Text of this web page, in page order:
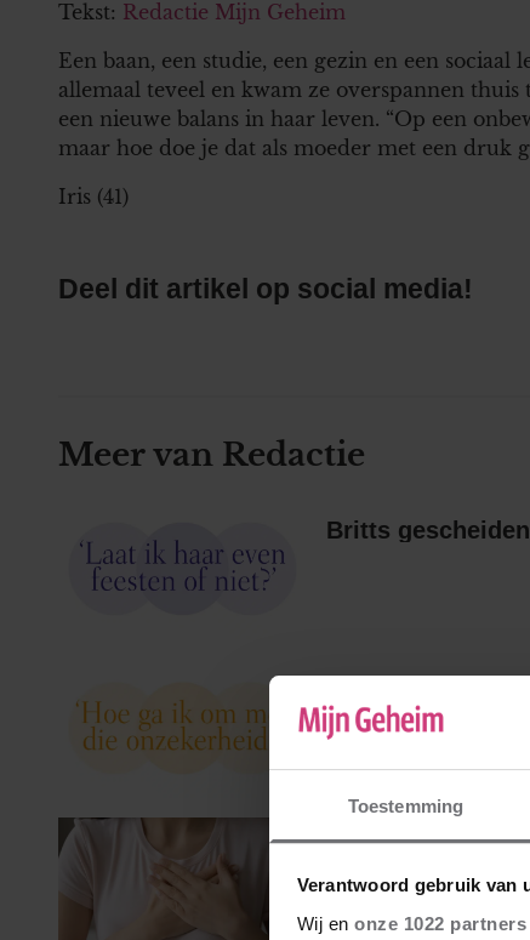
Toestemming
Verantwoord gebruik van
Wij en onze 1022 partners
Tekst: Redactie Mijn Geheim
Een baan, een studie, een gezin en een
allemaal teveel en kwam ze overspannen
een nieuwe balans in haar leven. “Op een
maar hoe doe je dat als moeder met een druk
Iris (41)
Deel dit artikel op social media!
Meer van Redactie
Viviënne